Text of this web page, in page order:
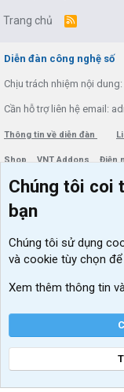
Trang chủ
R
Diễn đàn công nghệ số
Chịu trách nhiệm nội
Cần hỗ trợ liên hệ email:
Thông tin về diễn đàn
Shop VNT Addons Điện
Menu thành viên
Đăng nhập
Chúng tôi coi
bạn
Chúng tôi sử dụng
và cookie tùy chọn
Xem thêm thông tin